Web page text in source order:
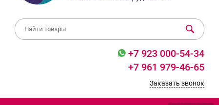
+7 923 000-54-34
+7 961 979-46-65
Заказать звонок